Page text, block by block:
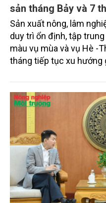
sản tháng Bảy và 7
Sản xuất nông, lâm
duy trì ổn định, tập
màu vụ mùa và vụ Hè -
tháng tiếp tục xu hướng
trưởng khá. Diện tích
thủy sản đều tăng nhẹ.